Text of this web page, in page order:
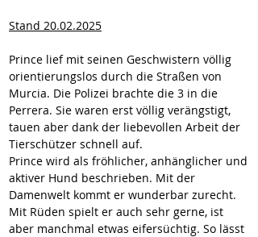
Stand 20.02.2025
Prince lief mit seinen Geschwistern völlig
orientierungslos durch die Straßen von
Murcia. Die Polizei brachte die 3 in die
Perrera. Sie waren erst völlig verängstigt,
tauen aber dank der liebevollen Arbeit der
Tierschützer schnell auf.
Prince wird als fröhlicher, anhänglicher und
aktiver Hund beschrieben. Mit der
Damenwelt kommt er wunderbar zurecht.
Mit Rüden spielt er auch sehr gerne, ist
aber manchmal etwas eifersüchtig. So lässt